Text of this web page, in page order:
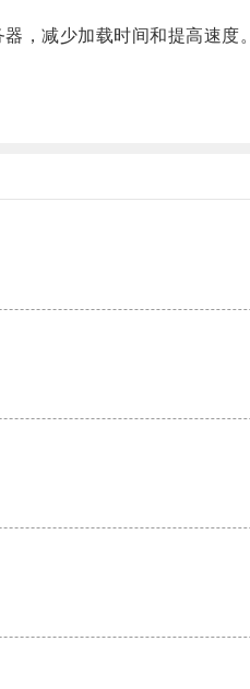
，减少加载时间和提高速度。